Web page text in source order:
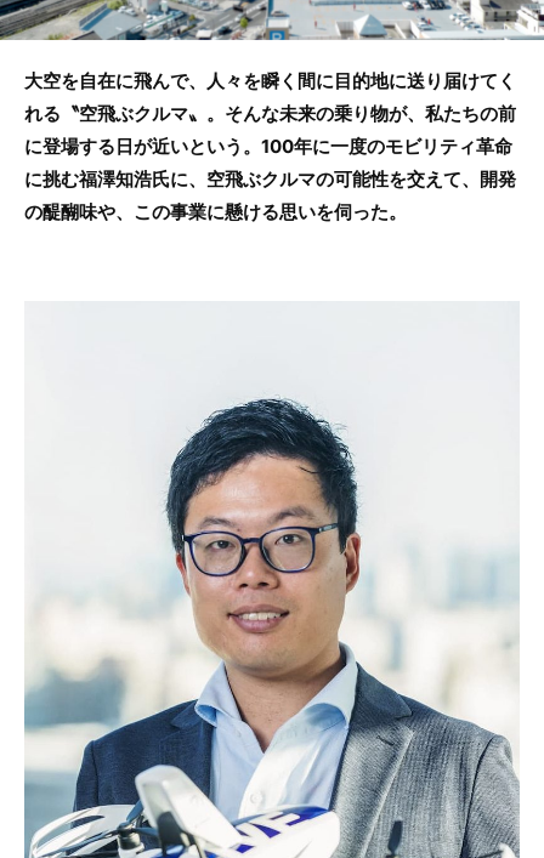
大空を自在に飛んで、人々を瞬く間に目的地に送り届けてく
れる〝空飛ぶクルマ〟。そんな未来の乗り物が、私たちの前
に登場する日が近いという。100年に一度のモビリティ革命
に挑む福澤知浩氏に、空飛ぶクルマの可能性を交えて、開発
の醍醐味や、この事業に懸ける思いを伺った。